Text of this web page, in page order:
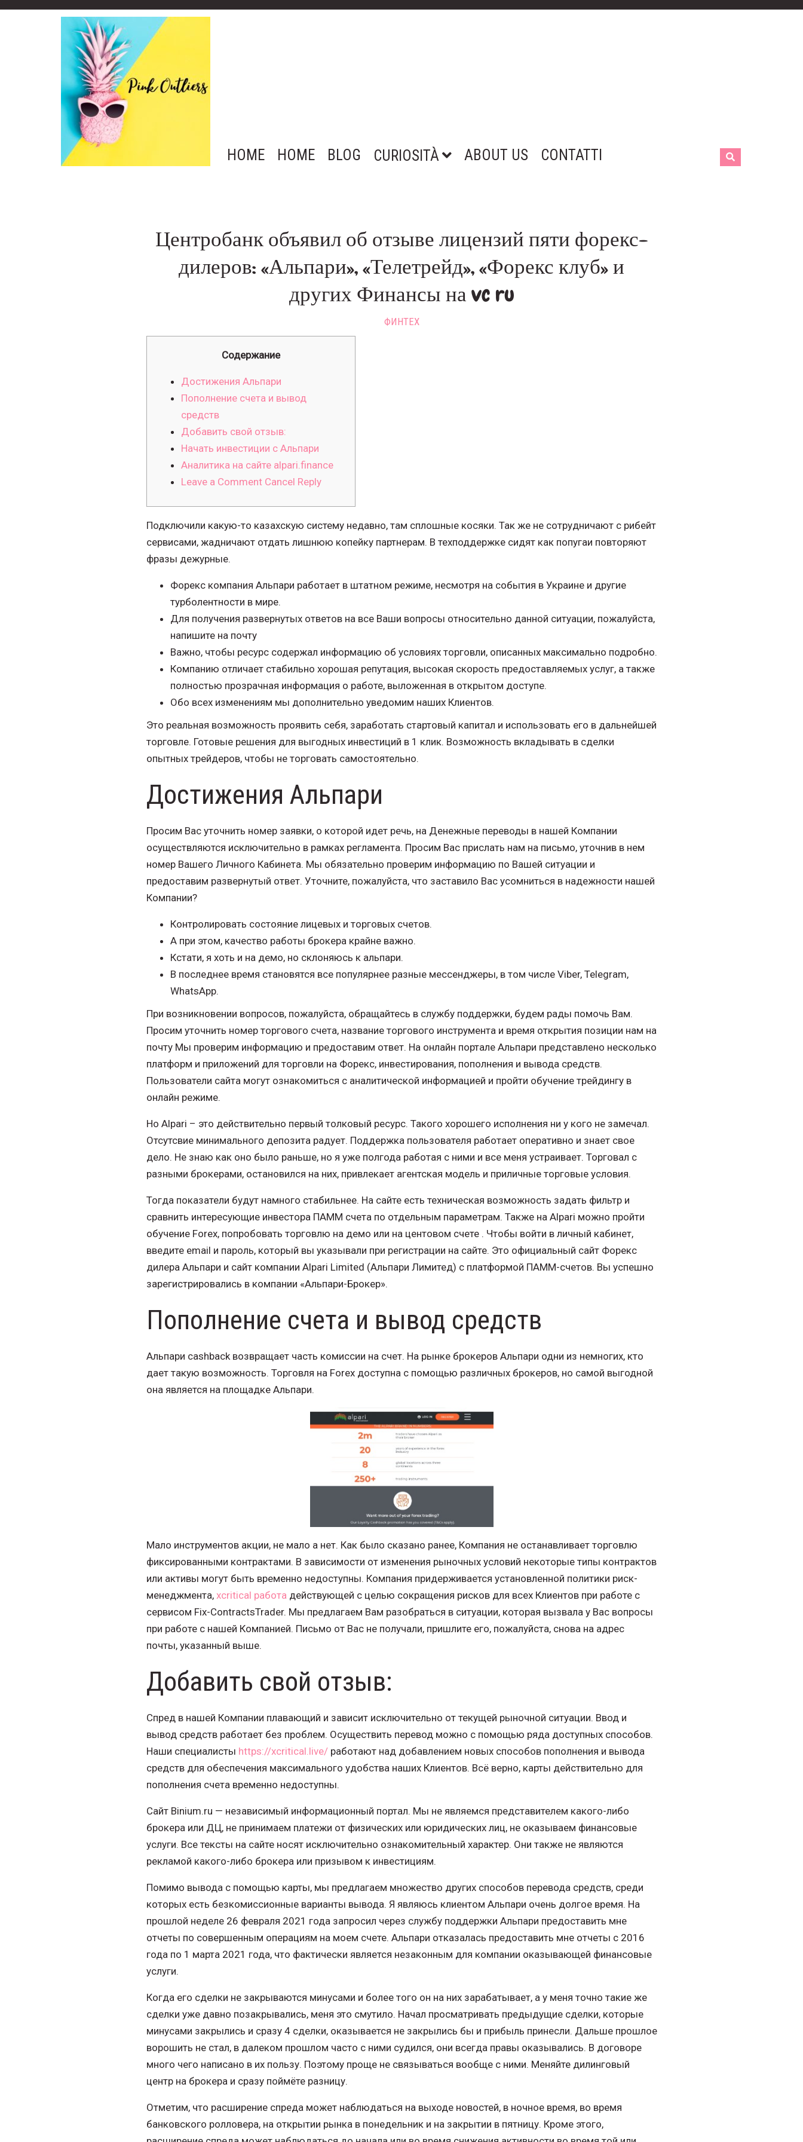
HOME HOME BLOG CURIOSITÀ ABOUT US CONTATTI
Центробанк объявил об отзыве лицензий пяти форекс-
дилеров: «Альпари», «Телетрейд», «Форекс клуб» и
других Финансы на vc ru
ФИНТЕХ
Содержание
Достижения Альпари
Пополнение счета и вывод
средств
Добавить свой отзыв:
Начать инвестиции с Альпари
Аналитика на сайте alpari.finance
Leave a Comment Cancel Reply
Подключили какую-то казахскую систему недавно, там сплошные косяки. Так же не сотрудничают с рибейт
сервисами, жадничают отдать лишнюю копейку партнерам. В техподдержке сидят как попугаи повторяют
фразы дежурные.
Форекс компания Альпари работает в штатном режиме, несмотря на события в Украине и другие
турболентности в мире.
Для получения развернутых ответов на все Ваши вопросы относительно данной ситуации, пожалуйста,
напишите на почту
Важно, чтобы ресурс содержал информацию об условиях торговли, описанных максимально подробно.
Компанию отличает стабильно хорошая репутация, высокая скорость предоставляемых услуг, а также
полностью прозрачная информация о работе, выложенная в открытом доступе.
Обо всех изменениям мы дополнительно уведомим наших Клиентов.
Это реальная возможность проявить себя, заработать стартовый капитал и использовать его в дальнейшей
торговле. Готовые решения для выгодных инвестиций в 1 клик. Возможность вкладывать в сделки
опытных трейдеров, чтобы не торговать самостоятельно.
Достижения Альпари
Просим Вас уточнить номер заявки, о которой идет речь, на Денежные переводы в нашей Компании
осуществляются исключительно в рамках регламента. Просим Вас прислать нам на письмо, уточнив в нем
номер Вашего Личного Кабинета. Мы обязательно проверим информацию по Вашей ситуации и
предоставим развернутый ответ. Уточните, пожалуйста, что заставило Вас усомниться в надежности нашей
Компании?
Контролировать состояние лицевых и торговых счетов.
А при этом, качество работы брокера крайне важно.
Кстати, я хоть и на демо, но склоняюсь к альпари.
В последнее время становятся все популярнее разные мессенджеры, в том числе Viber, Telegram,
WhatsApp.
При возникновении вопросов, пожалуйста, обращайтесь в службу поддержки, будем рады помочь Вам.
Просим уточнить номер торгового счета, название торгового инструмента и время открытия позиции нам на
почту Мы проверим информацию и предоставим ответ. На онлайн портале Альпари представлено несколько
платформ и приложений для торговли на Форекс, инвестирования, пополнения и вывода средств.
Пользователи сайта могут ознакомиться с аналитической информацией и пройти обучение трейдингу в
онлайн режиме.
Но Alpari – это действительно первый толковый ресурс. Такого хорошего исполнения ни у кого не замечал.
Отсутсвие минимального депозита радует. Поддержка пользователя работает оперативно и знает свое
дело. Не знаю как оно было раньше, но я уже полгода работая с ними и все меня устраивает. Торговал с
разными брокерами, остановился на них, привлекает агентская модель и приличные торговые условия.
Тогда показатели будут намного стабильнее. На сайте есть техническая возможность задать фильтр и
сравнить интересующие инвестора ПАММ счета по отдельным параметрам. Также на Alpari можно пройти
обучение Forex, попробовать торговлю на демо или на центовом счете . Чтобы войти в личный кабинет,
введите email и пароль, который вы указывали при регистрации на сайте. Это официальный сайт Форекс
дилера Альпари и сайт компании Alpari Limited (Альпари Лимитед) с платформой ПАММ-счетов. Вы успешно
зарегистрировались в компании «Альпари-Брокер».
Пополнение счета и вывод средств
Альпари cashback возвращает часть комиссии на счет. На рынке брокеров Альпари одни из немногих, кто
дает такую возможность. Торговля на Forex доступна с помощью различных брокеров, но самой выгодной
она является на площадке Альпари.
Мало инструментов акции, не мало а нет. Как было сказано ранее, Компания не останавливает торговлю
фиксированными контрактами. В зависимости от изменения рыночных условий некоторые типы контрактов
или активы могут быть временно недоступны. Компания придерживается установленной политики риск-
менеджмента, xcritical работа действующей с целью сокращения рисков для всех Клиентов при работе с
сервисом Fix-ContractsTrader. Мы предлагаем Вам разобраться в ситуации, которая вызвала у Вас вопросы
при работе с нашей Компанией. Письмо от Вас не получали, пришлите его, пожалуйста, снова на адрес
почты, указанный выше.
Добавить свой отзыв:
Спред в нашей Компании плавающий и зависит исключительно от текущей рыночной ситуации. Ввод и
вывод средств работает без проблем. Осуществить перевод можно с помощью ряда доступных способов.
Наши специалисты https://xcritical.live/работают над добавлением новых способов пополнения и вывода
средств для обеспечения максимального удобства наших Клиентов. Всё верно, карты действительно для
пополнения счета временно недоступны.
Сайт Binium.ru — независимый информационный портал. Мы не являемся представителем какого-либо
брокера или ДЦ, не принимаем платежи от физических или юридических лиц, не оказываем финансовые
услуги. Все тексты на сайте носят исключительно ознакомительный характер. Они также не являются
рекламой какого-либо брокера или призывом к инвестициям.
Помимо вывода с помощью карты, мы предлагаем множество других способов перевода средств, среди
которых есть безкомиссионные варианты вывода. Я являюсь клиентом Альпари очень долгое время. На
прошлой неделе 26 февраля 2021 года запросил через службу поддержки Альпари предоставить мне
отчеты по совершенным операциям на моем счете. Альпари отказалась предоставить мне отчеты с 2016
года по 1 марта 2021 года, что фактически является незаконным для компании оказывающей финансовые
услуги.
Когда его сделки не закрываются минусами и более того он на них зарабатывает, а у меня точно такие же
сделки уже давно позакрывались, меня это смутило. Начал просматривать предыдущие сделки, которые
минусами закрылись и сразу 4 сделки, оказывается не закрылись бы и прибыль принесли. Дальше прошлое
ворошить не стал, в далеком прошлом часто с ними судился, они всегда правы оказывались. В договоре
много чего написано в их пользу. Поэтому проще не связываться вообще с ними. Меняйте дилинговый
центр на брокера и сразу поймёте разницу.
Отметим, что расширение спреда может наблюдаться на выходе новостей, в ночное время, во время
банковского ролловера, на открытии рынка в понедельник и на закрытии в пятницу. Кроме этого,